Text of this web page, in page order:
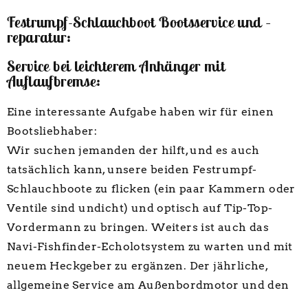
Festrumpf-Schlauchboot Bootsservice und –
reparatur:
Service bei leichterem Anhänger mit
Auflaufbremse:
Eine interessante Aufgabe haben wir für einen
Bootsliebhaber:
Wir suchen jemanden der hilft, und es auch
tatsächlich kann, unsere beiden Festrumpf-
Schlauchboote zu flicken (ein paar Kammern oder
Ventile sind undicht) und optisch auf Tip-Top-
Vordermann zu bringen. Weiters ist auch das
Navi-Fishfinder-Echolotsystem zu warten und mit
neuem Heckgeber zu ergänzen. Der jährliche,
allgemeine Service am Außenbordmotor und den